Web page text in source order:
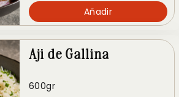
Añadir
Aji de Gallina
600gr